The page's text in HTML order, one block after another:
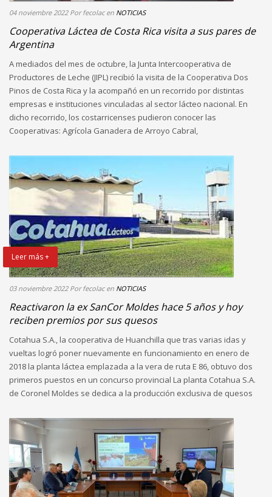
04 noviembre 2022 Por fecolac en NOTICIAS
Cooperativa Láctea de Costa Rica visita a sus pares de
Argentina
A mediados del mes de octubre, la Junta Intercooperativa de
Productores de Leche (JIPL) recibió la visita de la Cooperativa Dos
Pinos de Costa Rica y la acompañó en un recorrido por distintas
empresas e instituciones vinculadas al sector lácteo nacional. En
dicho recorrido, los costarricenses pudieron conocer las
Cooperativas: Agrícola Ganadera de Arroyo Cabral,
Leer más +
03 noviembre 2022 Por fecolac en NOTICIAS
Reactivaron la ex SanCor Moldes hace 5 años y hoy
reciben premios por sus quesos
Cotahua S.A., la cooperativa de Huanchilla que tras varias idas y
vueltas logró poner nuevamente en funcionamiento en enero de
2018 la planta láctea emplazada a la vera de ruta E 86, obtuvo dos
primeros puestos en un concurso provincial La planta Cotahua S.A.
de Coronel Moldes se dedica a la producción exclusiva de quesos